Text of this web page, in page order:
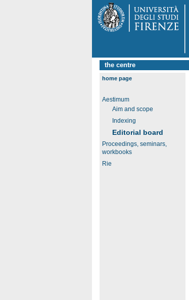
the centre
home page
Aestimum
Aim and scope
Indexing
Editorial board
Proceedings, seminars,
workbooks
Rie